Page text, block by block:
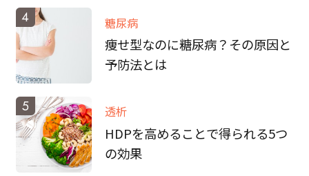
4 糖尿病
痩せ型なのに糖尿病？その原因と
予防法とは
5 透析
HDPを高めることで得られる5つ
の効果